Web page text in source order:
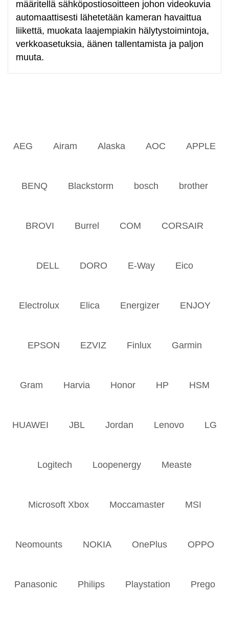
määritellä sähköpostiosoitteen johon videokuvia
automaattisesti lähetetään kameran havaittua
liikettä, muokata laajempiakin hälytystoimintoja,
verkkoasetuksia, äänen tallentamista ja paljon
muuta.
AEG Airam Alaska AOC APPLE
BENQ Blackstorm bosch brother
BROVI Burrel COM CORSAIR
DELL DORO E-Way Eico
Electrolux Elica Energizer ENJOY
EPSON EZVIZ Finlux Garmin
Gram Harvia Honor HP HSM
HUAWEI JBL Jordan Lenovo LG
Logitech Loopenergy Measte
Microsoft Xbox Moccamaster MSI
Neomounts NOKIA OnePlus OPPO
Panasonic Philips Playstation Prego